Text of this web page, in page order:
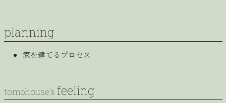
planning
家を建てるプロセス
tomohouse’s feeling